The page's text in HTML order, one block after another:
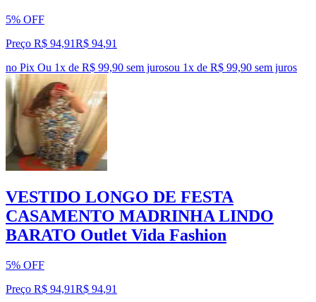
5% OFF
Preço R$ 94,91R$ 94,91
no Pix Ou 1x de R$ 99,90 sem jurosou 1x de R$ 99,90 sem juros
VESTIDO LONGO DE FESTA
CASAMENTO MADRINHA LINDO
BARATO Outlet Vida Fashion
5% OFF
Preço R$ 94,91R$ 94,91